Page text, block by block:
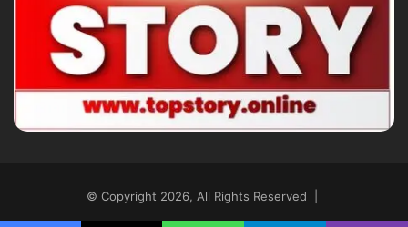
© Copyright 2026, All Rights Reserved |